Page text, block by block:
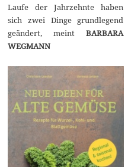
Laufe der Jahrzehnte haben
sich zwei Dinge grundlegend
geändert, meintBARBARA
WEGMANN